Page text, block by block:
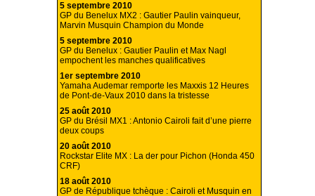
5 septembre 2010
GP du Benelux MX2 : Gautier Paulin vainqueur,
Marvin Musquin Champion du Monde
5 septembre 2010
GP du Benelux : Gautier Paulin et Max Nagl
empochent les manches qualificatives
1er septembre 2010
Yamaha Audemar remporte les Maxxis 12 Heures
de Pont-de-Vaux 2010 dans la tristesse
25 août 2010
GP du Brésil MX1 : Antonio Cairoli fait d’une pierre
deux coups
20 août 2010
Rockstar Elite MX : La der pour Pichon (Honda 450
CRF)
18 août 2010
GP de République tchèque : Cairoli et Musquin en